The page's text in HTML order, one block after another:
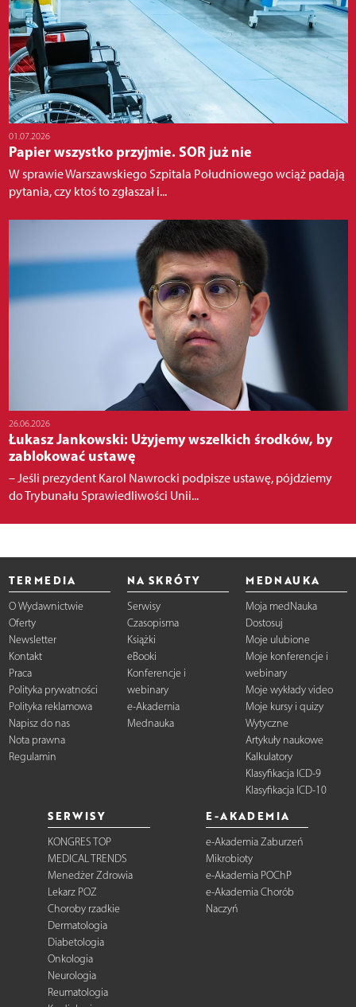
01.07.2026
Papier wszystko przyjmie. SOR już nie
W sprawie Warszawskiego Szpitala Południowego wciąż padają
pytania, czy ktoś to zgłaszał i...
26.06.2026
Łukasz Jankowski: Użyjemy wszelkich środków, by
zablokować ustawę
– Jeśli prezydent Karol Nawrocki podpisze ustawę, pójdziemy
do Trybunału Sprawiedliwości Unii...
TERMEDIA
O Wydawnictwie
Oferty
Newsletter
Kontakt
Praca
Polityka prywatności
Polityka reklamowa
Napisz do nas
Nota prawna
Regulamin
NA SKRÓTY
Serwisy
Czasopisma
Książki
eBooki
Konferencje i
webinary
e-Akademia
Mednauka
MEDNAUKA
Moja medNauka
Dostosuj
Moje ulubione
Moje konferencje i
webinary
Moje wykłady video
Moje kursy i quizy
Wytyczne
Artykuły naukowe
Kalkulatory
Klasyfikacja ICD-9
Klasyfikacja ICD-10
SERWISY
KONGRES TOP
MEDICAL TRENDS
Menedżer Zdrowia
Lekarz POZ
Choroby rzadkie
Dermatologia
Diabetologia
Onkologia
Neurologia
Reumatologia
E-AKADEMIA
e-Akademia Zaburzeń
Mikrobioty
e-Akademia POChP
e-Akademia Chorób
Naczyń